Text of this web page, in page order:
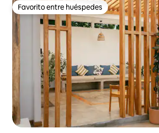
Favorito entre huéspedes
Favorito entre huéspedes